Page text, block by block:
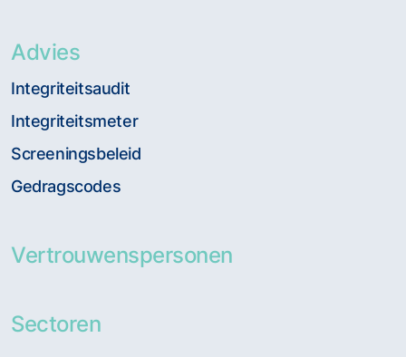
Advies
Integriteitsaudit
Integriteitsmeter
Screeningsbeleid
Gedragscodes
Vertrouwenspersonen
Sectoren